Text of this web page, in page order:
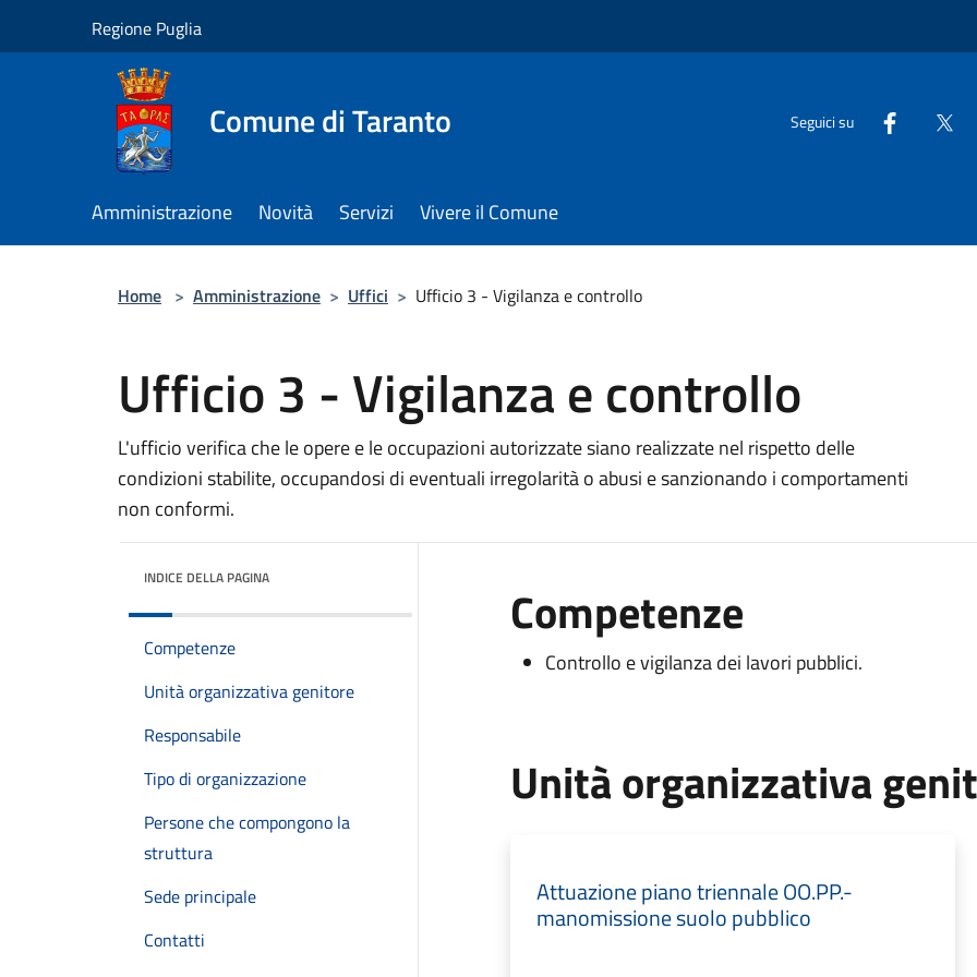
Regione Puglia
Comune di Taranto Seguici su
Amministrazione Novità Servizi Vivere il Comune
Home > Amministrazione > Uffici > Ufficio 3 - Vigilanza e controllo
Ufficio 3 - Vigilanza e controllo
L'ufficio verifica che le opere e le occupazioni autorizzate siano realizzate nel rispetto delle
condizioni stabilite, occupandosi di eventuali irregolarità o abusi e sanzionando i comportamenti
non conformi.
INDICE DELLA PAGINA
Competenze
Unità organizzativa genitore
Responsabile
Tipo di organizzazione
Persone che compongono la
struttura
Sede principale
Contatti
Competenze
Controllo e vigilanza dei lavori pubblici.
Unità organizzativa
Attuazione piano triennale OO.PP.-
manomissione suolo pubblico